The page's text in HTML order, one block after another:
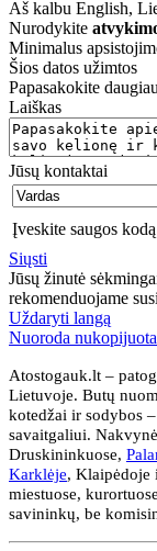
Aš kalbu English,
Nurodykite
Minimalus
Šios datos užimtos
Papasakokite
Laiškas
Jūsų kontaktai
Įveskite saugos kodą
Siųsti
Jūsų žinutė
rekomenduojame
Uždaryti langą
Nuoroda nukopijuota
Atostogauk.lt –
Lietuvoje. Butų
kotedžai ir sodybos
savaitgaliui.
Druskininkuose,
Karklėje, Klaipėdoje
miestuose,
savininkų, be